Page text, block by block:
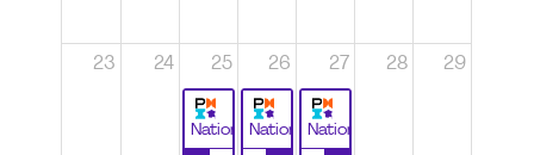
23 24 25
National
26
National
27
National
28 29